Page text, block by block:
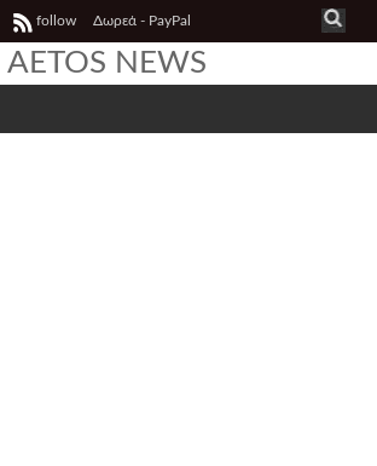
follow Δωρεά - PayPal
AETOS NEWS